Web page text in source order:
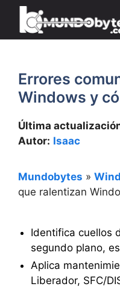
Saltar
contenido
Errores
Windows y
Última
Autor: Isaac
Mundobytes »
que ralentizan
Identifica cuellos
segundo plano,
Aplica
Liberador, SFC/